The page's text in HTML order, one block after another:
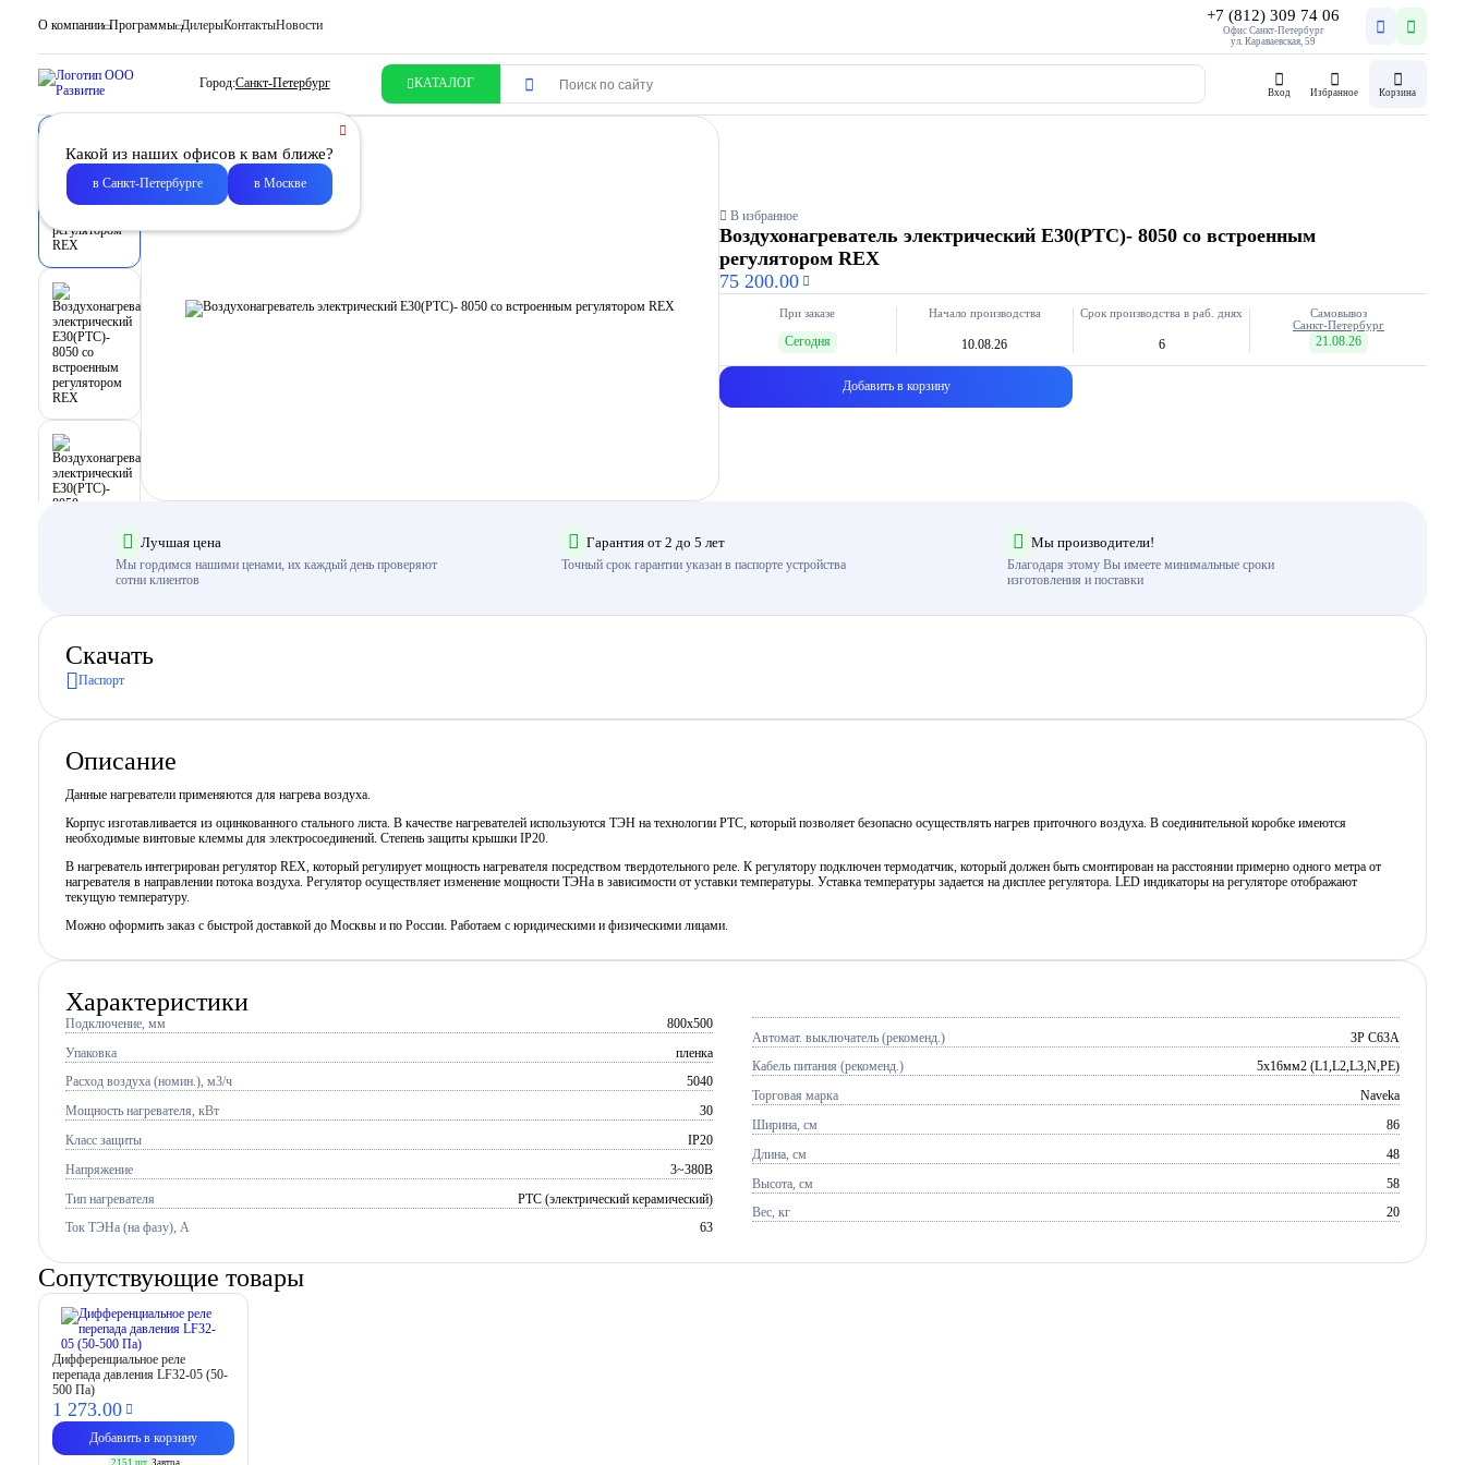
О компании Программы ДилерыКонтактыНовости
+7 (812) 309 74 06
Офис Санкт-Петербург
ул. Караваевская, 59
Город:Санкт-Петербург КАТАЛОГ
Вход Избранное Корзина
Какой из наших офисов к вам ближе?
в Санкт-Петербурге в Москве
В избранное
Воздухонагреватель электрический E30(PTC)- 8050 со встроенным
регулятором REX
75 200.00
При заказе
Сегодня
Начало производства
10.08.26
Срок производства в раб. днях
6
Самовывоз
Санкт-Петербург
21.08.26
Добавить в корзину
Лучшая цена
Мы гордимся нашими ценами, их каждый день проверяют
сотни клиентов
Гарантия от 2 до 5 лет
Точный срок гарантии указан в паспорте устройства
Мы производители!
Благодаря этому Вы имеете минимальные сроки
изготовления и поставки
Скачать
Паспорт
Описание
Данные нагреватели применяются для нагрева воздуха.
Корпус изготавливается из оцинкованного стального листа. В качестве нагревателей используются ТЭН на технологии PTC, который позволяет безопасно осуществлять нагрев приточного воздуха. В соединительной коробке имеются
необходимые винтовые клеммы для электросоединений. Степень защиты крышки IP20.
В нагреватель интегрирован регулятор REX, который регулирует мощность нагревателя посредством твердотельного реле. К регулятору подключен термодатчик, который должен быть смонтирован на расстоянии примерно одного метра от
нагревателя в направлении потока воздуха. Регулятор осуществляет изменение мощности ТЭНа в зависимости от уставки температуры. Уставка температуры задается на дисплее регулятора. LED индикаторы на регуляторе отображают
текущую температуру.
Можно оформить заказ с быстрой доставкой до Москвы и по России. Работаем с юридическими и физическими лицами.
Характеристики
Подключение, мм 800x500
Упаковка пленка
Расход воздуха (номин.), м3/ч 5040
Мощность нагревателя, кВт 30
Класс защиты IP20
Напряжение 3~380В
Тип нагревателя PTC (электрический керамический)
Ток ТЭНа (на фазу), А 63
Автомат. выключатель (рекоменд.) 3P C63A
Кабель питания (рекоменд.) 5х16мм2 (L1,L2,L3,N,PE)
Торговая марка Naveka
Ширина, см 86
Длина, см 48
Высота, см 58
Вес, кг 20
Сопутствующие товары
Дифференциальное реле
перепада давления LF32-05 (50-
500 Па)
1 273.00
Добавить в корзину
2151 шт. Завтра